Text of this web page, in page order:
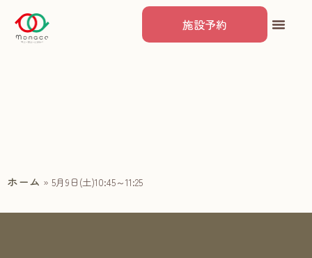
施設予約
ホーム » 5月9日(土)10:45～11:25